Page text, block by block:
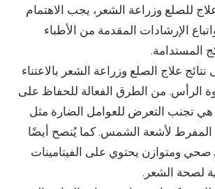
للصلع وزراعة الشعر، يجب الاهتمام
الإرشادات المقدمة من الأطباء
المستدامة.
علاج الصلع وزراعة الشعر بالاعتناء
الرأس. من الطرق الفعالة للحفاظ على
هي تجنب التعرض للعوامل الضارة مثل
المفرط لأشعة الشمس. كما يُنصح أيضًا
صحي ومتوازن يحتوي على الفيتامينات
لصحة الشعر.